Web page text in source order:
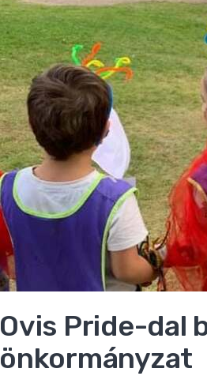
Ovis Pride-dal
önkormányzat